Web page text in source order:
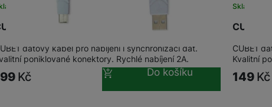
my nebo naši partneři, abychom vám mohli zobrazit vhodné
stránkách třetích stran.
datový kabel USB USB-C, 2m, White
na prodejně
datový kabel pro nabíjení i synchronizaci dat.
poniklované konektory. Rychlé nabíjení 2A.
Kč Do košíku
CUBE1
Skladem
CUBE1
Kvalitní
149 Kč